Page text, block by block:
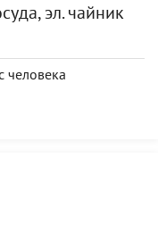
эл. чайник
человека